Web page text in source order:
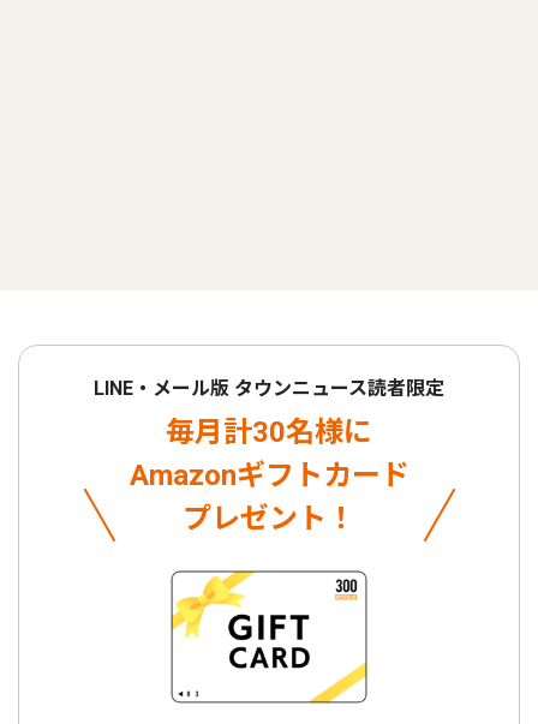
LINE・メール版 タウンニュース読者限定
毎月計30名様に
Amazonギフトカード
プレゼント！